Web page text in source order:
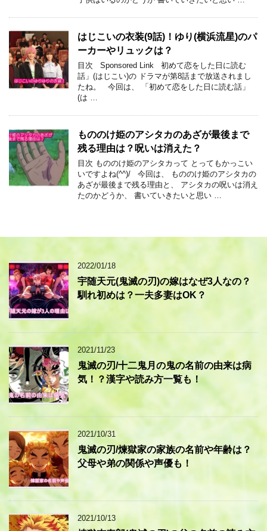
はじこいの衣装(9話)！ゆり(横浜流星)のパ
ーカーやリュックは？
目次 Sponsored Link 初めて恋をした日に読む
話」(はじこい)の ドラマが第8話まで放送されまし
たね。 今回は、 「初めて恋をした日に読む話」
(は …
もののけ姫のアシタカのあざが最後まで
残る理由は？呪いは消えた？
目次 もののけ姫のアシタカって とってもかっこい
いですよね(^^)/ 今回は、 もののけ姫のアシタカの
あざが最後まで残る理由と、 アシタカの呪いは消え
たのかどうか、 書いていきたいと思い …
2022/01/18
宇随天元(鬼滅の刃)の嫁はなぜ3人なの？
馴れ初めは？一夫多妻はOK？
2021/11/23
鬼滅の刃/十二鬼月の鬼の名前の由来は病
気！？漢字や読み方一覧も！
2021/10/31
鬼滅の刃/煉獄家の家族の名前や年齢は？
父母や弟の関係や声優も！
2021/10/13